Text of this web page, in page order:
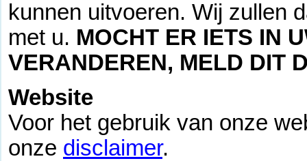
kunnen uitvoeren. Wij zullen
met u. MOCHT ER IETS IN
VERANDEREN, MELD DIT
Website
Voor het gebruik van onze
onze disclaimer.